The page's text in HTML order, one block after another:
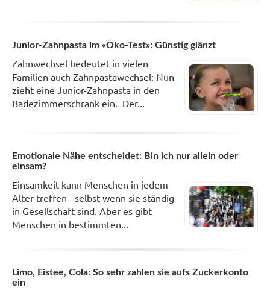
Junior-Zahnpasta im «Öko-Test»: Günstig glänzt
Zahnwechsel bedeutet in vielen
Familien auch Zahnpastawechsel: Nun
zieht eine Junior-Zahnpasta in den
Badezimmerschrank ein. Der...
Emotionale Nähe entscheidet: Bin ich nur allein oder
einsam?
Einsamkeit kann Menschen in jedem
Alter treffen - selbst wenn sie ständig
in Gesellschaft sind. Aber es gibt
Menschen in bestimmten...
Limo, Eistee, Cola: So sehr zahlen sie aufs Zuckerkonto
ein